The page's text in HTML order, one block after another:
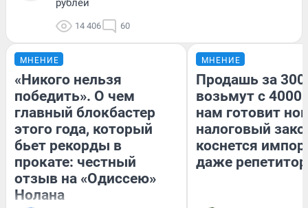
рублей
14 406 60
МНЕНИЕ
«Никого нельзя
победить». О чем
главный блокбастер
этого года, который
бьет рекорды в
прокате: честный
отзыв на «Одиссею»
Нолана
МНЕНИЕ
Продашь за
возьмут с
нам готовит
налоговый
коснется
даже